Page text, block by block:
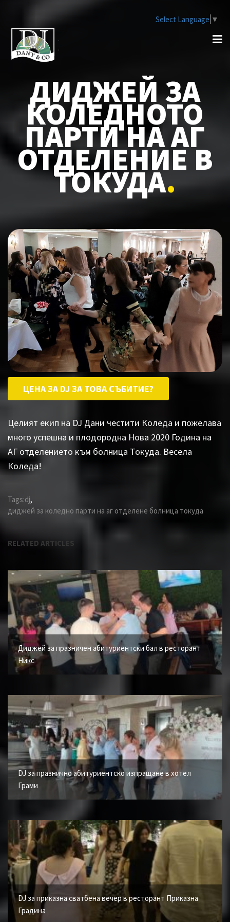
Select Language ▼
ДИДЖЕЙ ЗА
КОЛЕДНОТО
ПАРТИ НА АГ
ОТДЕЛЕНИЕ В
ТОКУДА.
ЦЕНА ЗА DJ ЗА ТОВА СЪБИТИЕ?
Целият екип на DJ Дани честити Коледа и пожелава
много успешна и плодородна Нова 2020 Година на
АГ отделението към болница Токуда. Весела
Коледа!
Tags:dj,
диджей за коледно парти на аг отделене болница токуда
RELATED ARTICLES
Диджей за празничен абитуриентски бал в ресторант
Никс
DJ за празнично абитуриентско изпращане в хотел
Грами
DJ за приказна сватбена вечер в ресторант Приказна
Градина